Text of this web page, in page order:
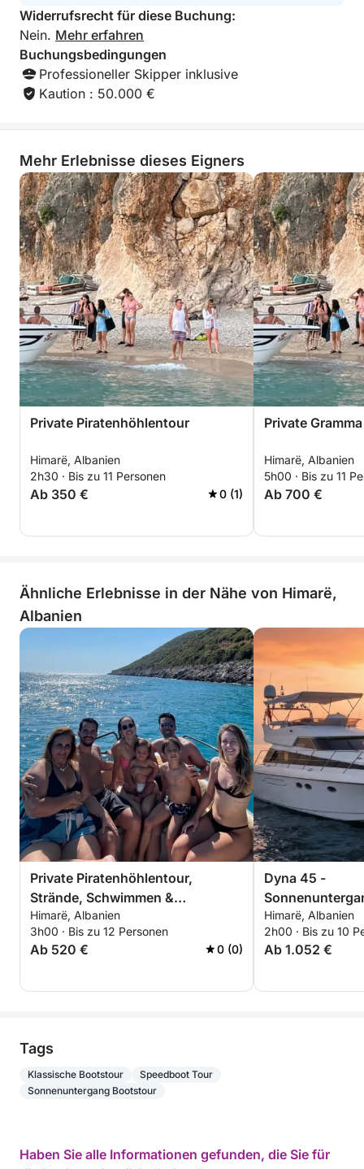
Widerrufsrecht für diese Buchung:
Nein. Mehr erfahren
Buchungsbedingungen
Professioneller Skipper inklusive
Kaution : 50.000 €
Mehr Erlebnisse dieses Eigners
Private Piratenhöhlentour
Himarë, Albanien
2h30 · Bis zu 11 Personen
Ab 350 € 0 (1)
Private
Himarë, Albanien
5h00 · Bis zu 11
Ab 700 €
Ähnliche Erlebnisse in der Nähe von Himarë,
Albanien
Private Piratenhöhlentour,
Strände, Schwimmen &
Schnorcheln – 3-stündige
exklusive Tour
Himarë, Albanien
3h00 · Bis zu 12 Personen
Ab 520 € 0 (0)
Dyna 45 -
Himarë, Albanien
2h00 · Bis zu 10
Ab 1.052 €
Tags
Klassische Bootstour
Speedboot Tour
Sonnenuntergang Bootstour
Haben Sie alle Informationen gefunden, die Sie für